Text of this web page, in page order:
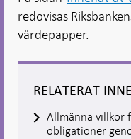
redovisas
värdepapper.
RELATERAT
Allmänna villkor
obligationer